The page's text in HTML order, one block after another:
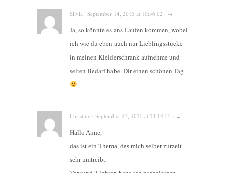
Silvia · September 14, 2015 at 10:56:02 · →
Ja, so könnte es ans Laufen kommen, wobei
ich wie du eben auch nur Lieblingsstücke
in meinen Kleiderschrank aufnehme und
selten Bedarf habe. Dir einen schönen Tag
Christine · September 23, 2015 at 14:14:55 · →
Hallo Anne,
das ist ein Thema, das mich selber zurzeit
sehr umtreibt.